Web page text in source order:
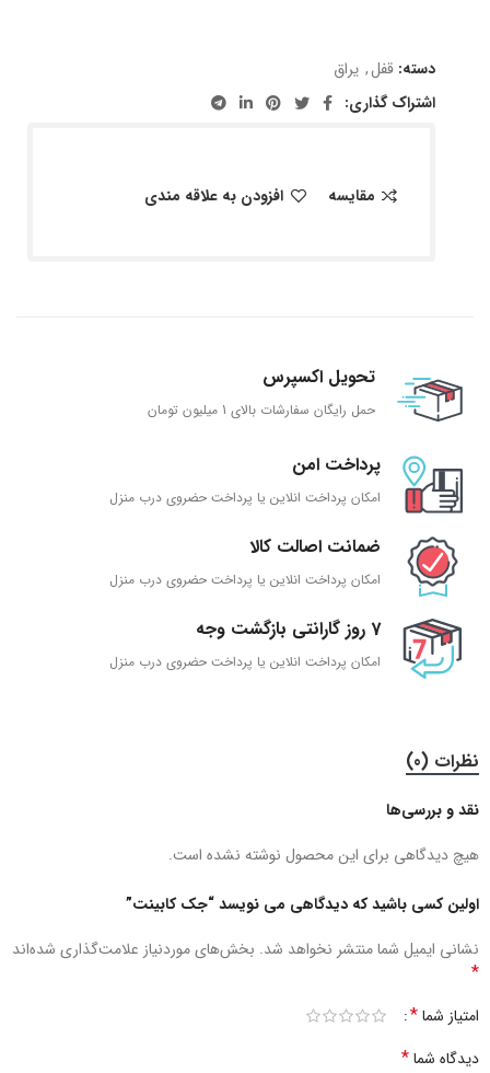
دسته: قفل, یراق
اشتراک گذاری:
مقایسه افزودن به علاقه مندی
تحویل اکسپرس
حمل رایگان سفارشات بالای 1 میلیون تومان
پرداخت امن
امکان پرداخت انلاین یا پرداخت حضروی درب منزل
ضمانت اصالت کالا
امکان پرداخت انلاین یا پرداخت حضروی درب منزل
7 روز گارانتی بازگشت وجه
امکان پرداخت انلاین یا پرداخت حضروی درب منزل
نظرات (0)
نقد و بررسی‌ها
هیچ دیدگاهی برای این محصول نوشته نشده است.
اولین کسی باشید که دیدگاهی می نویسد “جک کابینت”
نشانی ایمیل شما منتشر نخواهد شد. بخش‌های موردنیاز علامت‌گذاری شده‌اند
*
امتیاز شما*
دیدگاه شما*